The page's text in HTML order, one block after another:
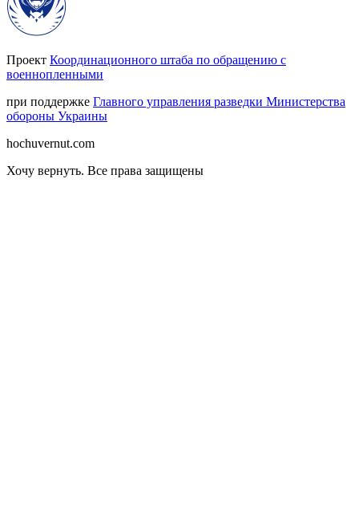
Проект Координационного штаба по обращению с
военнопленными
при поддержке Главного управления разведки Министерства
обороны Украины
hochuvernut.com
Хочу вернуть. Все права защищены